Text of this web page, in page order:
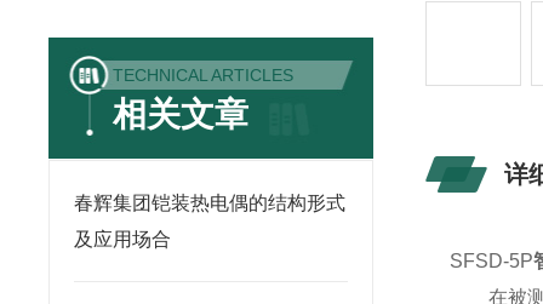
TECHNICAL ARTICLES
相关文章
春辉集团铠装热电偶的结构形式
及应用场合
详
SFSD-5P
在被测